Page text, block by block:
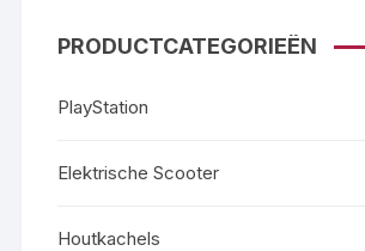
PRODUCTCATEGORIEËN
PlayStation
Elektrische Scooter
Houtkachels